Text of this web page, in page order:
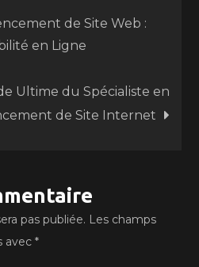
de Site Web :
en Ligne
Ultime du Spécialiste en
de Site Internet
pas publiée. Les champs
avec*